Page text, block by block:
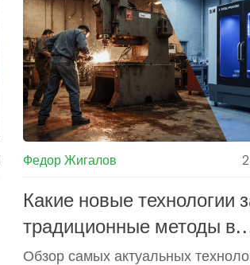
Федор Жигалов
Какие новые технологии
традиционные методы в
машиностроении?
Обзор самых актуальных